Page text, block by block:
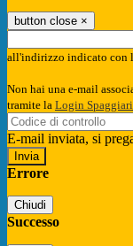
button close ×
all'indirizzo indicato con
Non hai una e-mail
tramite la Login Spaggiari
E-mail inviata, si
Errore
Chiudi
Successo